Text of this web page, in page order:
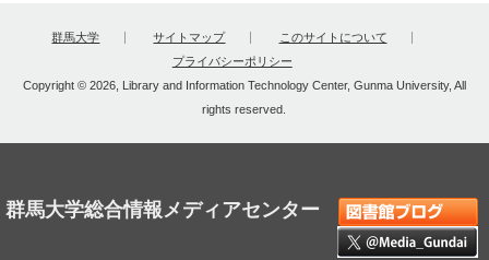
群馬大学 サイトマップ
このサイトについて
プライバシーポリシー
Copyright © 2026, Library and Information Technology Center, Gunma University, All
rights reserved.
群馬大学総合情報メディアセンター